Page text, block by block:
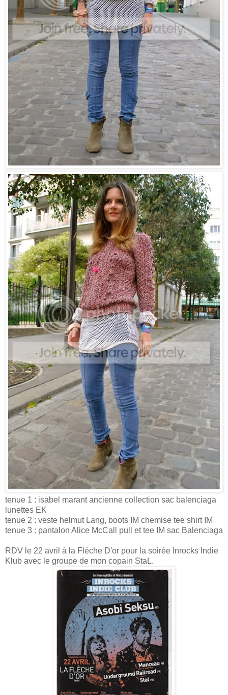
tenue 1 : isabel marant ancienne collection sac balenciaga
lunettes EK
tenue 2 : veste helmut Lang, boots IM chemise tee shirt IM
tenue 3 : pantalon Alice McCall pull et tee IM sac Balenciaga
RDV le 22 avril à la Fléche D'or pour la soirée Inrocks Indie
Klub avec le groupe de mon copain StaL.